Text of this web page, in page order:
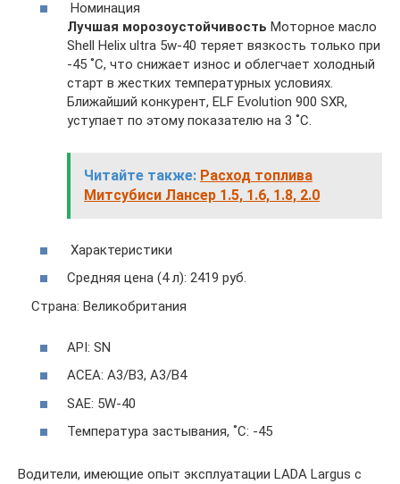
Номинация
Лучшая морозоустойчивость Моторное масло
Shell Helix ultra 5w-40 теряет вязкость только при
-45 ˚C, что снижает износ и облегчает холодный
старт в жестких температурных условиях.
Ближайший конкурент, ELF Evolution 900 SXR,
уступает по этому показателю на 3 ˚C.
Читайте также: Расход топлива
Митсубиси Лансер 1.5, 1.6, 1.8, 2.0
Характеристики
Средняя цена (4 л): 2419 руб.
Страна: Великобритания
API: SN
ACEA: A3/B3, A3/B4
SAE: 5W-40
Температура застывания, ˚C: -45
Водители, имеющие опыт эксплуатации LADA Largus с